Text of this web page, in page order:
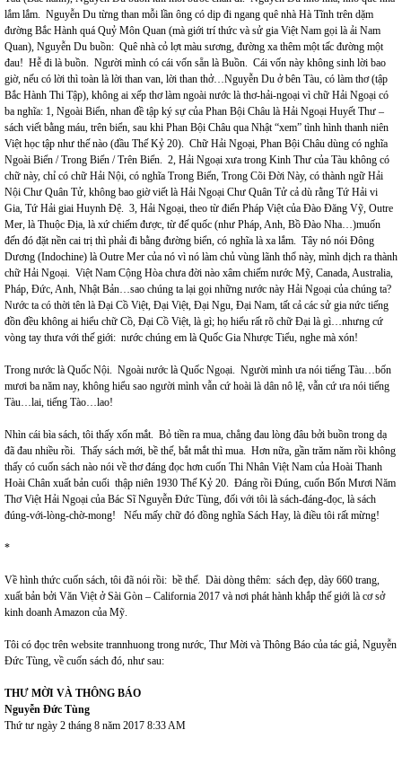
lắm lắm. Nguyễn Du từng than mỗi lần ông có dịp đi ngang quê nhà Hà Tĩnh trên dặm
đường Bắc Hành quá Quỷ Môn Quan (mà giới trí thức và sử gia Việt Nam gọi là ải Nam
Quan), Nguyễn Du buồn: Quê nhà cỏ lợt màu sương, đường xa thêm một tấc đường một
đau! Hễ đi là buồn. Người mình có cái vốn sẵn là Buồn. Cái vốn này không sinh lời bao
giờ, nếu có lời thì toàn là lời than van, lời than thở…Nguyễn Du ở bên Tàu, có làm thơ (tập
Bắc Hành Thi Tập), không ai xếp thơ làm ngoài nước là thơ-hải-ngoại vì chữ Hải Ngoại có
ba nghĩa: 1, Ngoài Biển, nhan đề tập ký sự của Phan Bội Châu là Hải Ngoại Huyết Thư –
sách viết bằng máu, trên biển, sau khi Phan Bội Châu qua Nhật “xem” tình hình thanh niên
Việt học tập như thế nào (đầu Thế Kỷ 20). Chữ Hải Ngoại, Phan Bội Châu dùng có nghĩa
Ngoài Biển / Trong Biển / Trên Biển. 2, Hải Ngoại xưa trong Kinh Thư của Tàu không có
chữ này, chỉ có chữ Hải Nội, có nghĩa Trong Biển, Trong Cõi Đời Này, có thành ngữ Hải
Nội Chư Quân Tử, không bao giờ viết là Hải Ngoại Chư Quân Tử cả dù rằng Tứ Hải vi
Gia, Tứ Hải giai Huynh Đệ. 3, Hải Ngoại, theo từ điển Pháp Việt của Đào Đăng Vỹ, Outre
Mer, là Thuộc Địa, là xứ chiếm được, từ đế quốc (như Pháp, Anh, Bồ Đào Nha…)muốn
đến đó đặt nền cai trị thì phải đi bằng đường biển, có nghĩa là xa lắm. Tây nó nói Đông
Dương (Indochine) là Outre Mer của nó vì nó làm chủ vùng lãnh thổ này, mình dịch ra thành
chữ Hải Ngoại. Việt Nam Cộng Hòa chưa đời nào xâm chiếm nước Mỹ, Canada, Australia,
Pháp, Đức, Anh, Nhật Bản…sao chúng ta lại gọi những nước này Hải Ngoại của chúng ta?
Nước ta có thời tên là Đại Cồ Việt, Đại Việt, Đại Ngu, Đại Nam, tất cả các sử gia nức tiếng
đồn đều không ai hiểu chữ Cồ, Đại Cồ Việt, là gì; họ hiểu rất rõ chữ Đại là gì…nhưng cứ
vòng tay thưa với thế giới: nước chúng em là Quốc Gia Nhược Tiểu, nghe mà xón!
Trong nước là Quốc Nội. Ngoài nước là Quốc Ngoại. Người mình ưa nói tiếng Tàu…bốn
mươi ba năm nay, không hiểu sao người mình vẫn cứ hoài là dân nô lệ, vẫn cứ ưa nói tiếng
Tàu…lai, tiếng Tào…lao!
Nhìn cái bìa sách, tôi thấy xốn mắt. Bỏ tiền ra mua, chẳng đau lòng đâu bởi buồn trong dạ
đã đau nhiều rồi. Thấy sách mới, bề thế, bắt mắt thì mua. Hơn nữa, gần trăm năm rồi không
thấy có cuốn sách nào nói về thơ đáng đọc hơn cuốn Thi Nhân Việt Nam của Hoài Thanh
Hoài Chân xuất bản cuối thập niên 1930 Thế Kỷ 20. Đáng rồi Đúng, cuốn Bốn Mươi Năm
Thơ Việt Hải Ngoại của Bác Sĩ Nguyễn Đức Tùng, đối với tôi là sách-đáng-đọc, là sách
đúng-với-lòng-chờ-mong! Nếu mấy chữ đó đồng nghĩa Sách Hay, là điều tôi rất mừng!
*
Về hình thức cuốn sách, tôi đã nói rồi: bề thế. Dài dòng thêm: sách đẹp, dày 660 trang,
xuất bản bởi Văn Việt ở Sài Gòn – California 2017 và nơi phát hành khắp thế giới là cơ sở
kinh doanh Amazon của Mỹ.
Tôi có đọc trên website trannhuong trong nước, Thư Mời và Thông Báo của tác giả, Nguyễn
Đức Tùng, về cuốn sách đó, như sau:
THƯ MỜI VÀ THÔNG BÁO
Nguyễn Đức Tùng
Thứ tư ngày 2 tháng 8 năm 2017 8:33 AM